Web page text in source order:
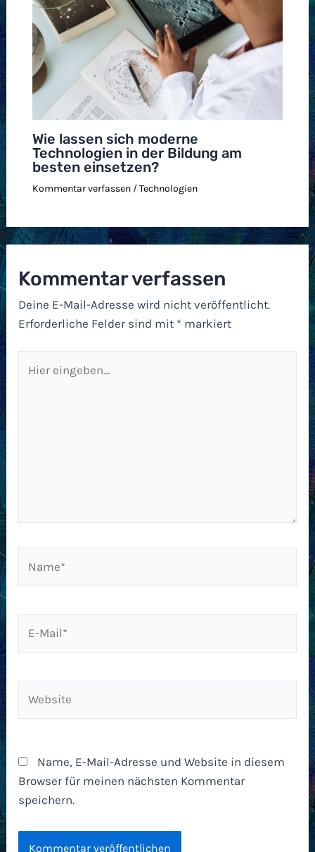
Wie lassen sich moderne
Technologien in der Bildung am
besten einsetzen?
Kommentar verfassen /Technologien
Kommentar verfassen
Deine E-Mail-Adresse wird nicht veröffentlicht.
Erforderliche Felder sind mit * markiert
eingeben…
Mail*
Name, E-Mail-Adresse und Website in diesem
Browser für meinen nächsten Kommentar
speichern.